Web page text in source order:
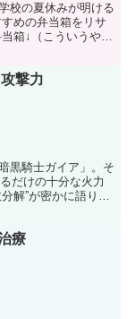
校の夏休みが明ける
めの弁当箱をリサ
箱↓（こういうや
撃力
黒騎士ガイア」。そ
だけの十分な火力
解”が密かに語り継
療